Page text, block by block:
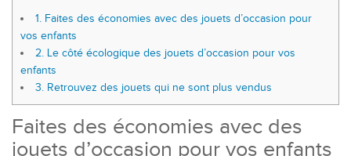
1. Faites des économies avec des jouets d’occasion pour
vos enfants
2. Le côté écologique des jouets d’occasion pour vos
enfants
3. Retrouvez des jouets qui ne sont plus vendus
Faites des économies avec des
jouets d’occasion pour vos enfants